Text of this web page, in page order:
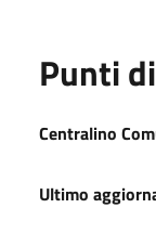
Punti
Centralino
Ultimo